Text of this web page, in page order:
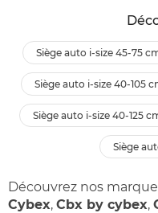
siège auto i-size 45-75
siège auto i-size 40-105
siège auto i-size 40-125
siège
Découvrez nos
Cybex, Cbx by cybex,